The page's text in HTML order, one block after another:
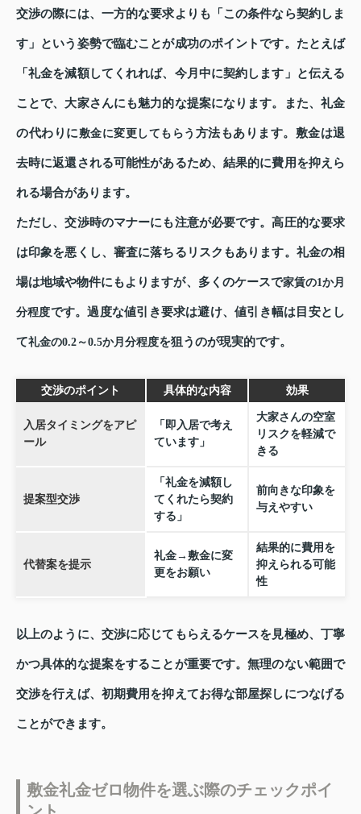
交渉の際には、一方的な要求よりも「この条件なら契約しま
す」という姿勢で臨むことが成功のポイントです。たとえば
「礼金を減額してくれれば、今月中に契約します」と伝える
ことで、大家さんにも魅力的な提案になります。また、礼金
の代わりに敷金に変更してもらう 方法もあります。敷金は退
去時に返還される可能性があるため、結果的に費用を抑えら
れる場合があります。
ただし、交渉時のマナーにも注意が必要です。高圧的な要求
は印象を悪くし、審査に落ちるリスクもあります。礼金の相
場は地域や物件にもよりますが、多くのケースで家賃の1か月
分程度です。過度な値引き要求は避け、値引き幅は目安とし
て礼金の0.2～0.5か月分程度を狙うのが現実的です。
交渉のポイント 具体的な内容 効果
入居タイミングをアピ
ール
「即入居で考え
ています」
大家さんの空室
リスクを軽減で
きる
提案型交渉
「礼金を減額し
てくれたら契約
する」
前向きな印象を
与えやすい
代替案を提示
礼金→敷金に変
更をお願い
結果的に費用を
抑えられる可能
性
以上のように、交渉に応じてもらえるケースを見極め、丁寧
かつ具体的な提案をすることが重要です。無理のない範囲で
交渉を行えば、初期費用を抑えてお得な部屋探しにつなげる
ことができます。
敷金礼金ゼロ物件を選ぶ際のチェックポイ